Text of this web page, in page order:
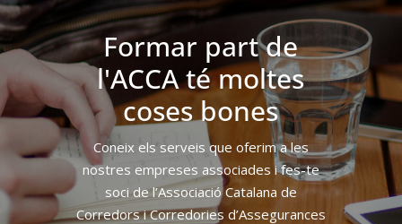
Formar part de
l'ACCA té moltes
coses bones
Coneix els serveis que oferim a les
nostres empreses associades i fes-te
soci de l’Associació Catalana de
Corredors i Corredories d’Assegurances